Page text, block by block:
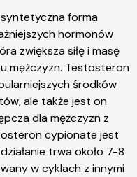
forma
hormonów
zwiększa siłę i masę
mężczyzn. Testosteron
środków
ale także jest on
dla mężczyzn z
cypionate jest
trwa około 7-8
w cyklach z innymi